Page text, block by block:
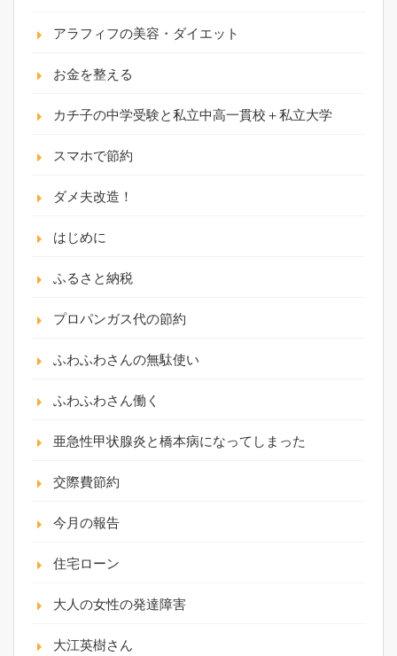
アラフィフの美容・ダイエット
お金を整える
カチ子の中学受験と私立中高一貫校＋私立大学
スマホで節約
ダメ夫改造！
はじめに
ふるさと納税
プロパンガス代の節約
ふわふわさんの無駄使い
ふわふわさん働く
亜急性甲状腺炎と橋本病になってしまった
交際費節約
今月の報告
住宅ローン
大人の女性の発達障害
大江英樹さん